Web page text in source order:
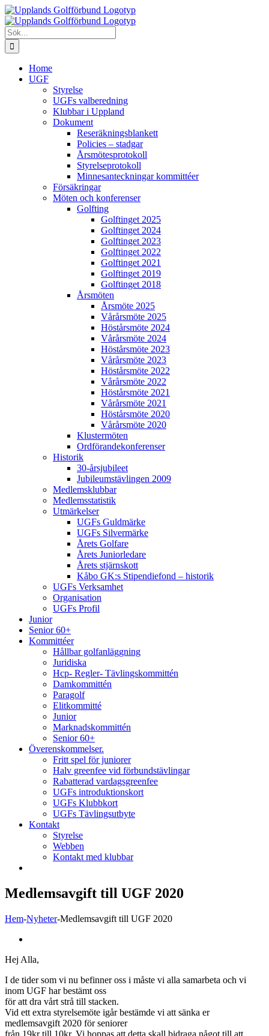
Fortsätt
till
innehållet
Sök
efter:
Home
UGF
Styrelse
UGFs valberedning
Klubbar i Uppland
Dokument
Reseräkningsblankett
Policies – stadgar
Årsmötesprotokoll
Styrelseprotokoll
Minnesanteckningar kommittéer
Försäkringar
Möten och konferenser
Golfting
Golftinget 2025
Golftinget 2024
Golftinget 2023
Golftinget 2022
Golftinget 2021
Golftinget 2019
Golftinget 2018
Årsmöten
Årsmöte 2025
Vårårsmöte 2025
Höstårsmöte 2024
Vårårsmöte 2024
Höstårsmöte 2023
Vårårsmöte 2023
Höstårsmöte 2022
Vårårsmöte 2022
Höstårsmöte 2021
Vårårsmöte 2021
Höstårsmöte 2020
Vårårsmöte 2020
Klustermöten
Ordförandekonferenser
Historik
30-årsjubileet
Jubileumstävlingen 2009
Medlemsklubbar
Medlemsstatistik
Utmärkelser
UGFs Guldmärke
UGFs Silvermärke
Årets Golfare
Årets Juniorledare
Årets stjärnskott
Kåbo GK:s Stipendiefond – historik
UGFs Verksamhet
Organisation
UGFs Profil
Junior
Senior 60+
Kommittéer
Hållbar golfanläggning
Juridiska
Hcp- Regler- Tävlingskommittén
Damkommittén
Paragolf
Elitkommitté
Junior
Marknadskommittén
Senior 60+
Överenskommelser.
Fritt spel för juniorer
Halv greenfee vid förbundstävlingar
Rabatterad vardagsgreenfee
UGFs introduktionskort
UGFs Klubbkort
UGFs Tävlingsutbyte
Kontakt
Styrelse
Webben
Kontakt med klubbar
Medlemsavgift till UGF 2020
Hem-Nyheter-Medlemsavgift till UGF 2020
bild
Hej Alla,
I de tider som vi nu befinner oss i måste vi alla samarbeta och vi
inom UGF har bestämt oss
för att dra vårt strå till stacken.
Vid ett extra styrelsemöte igår bestämde vi att sänka er
medlemsavgift 2020 för seniorer
från 19kr till 10kr. Vi hoppas att detta skall bidraga något till att
Golf